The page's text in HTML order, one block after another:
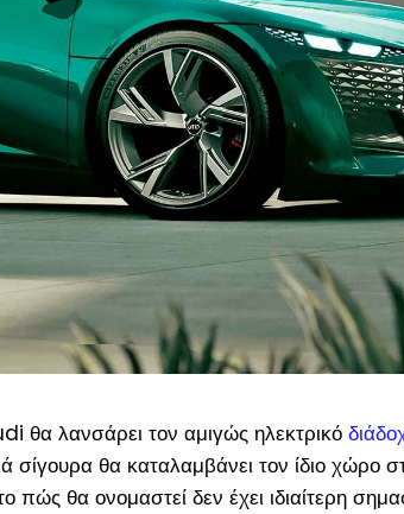
θα λανσάρει τον αμιγώς ηλεκτρικό
σίγουρα θα καταλαμβάνει τον ίδιο χώρο
πώς θα ονομαστεί δεν έχει ιδιαίτερη